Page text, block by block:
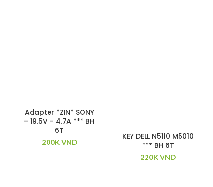
Adapter *ZIN* SONY
– 19.5V – 4.7A *** BH
6T
200KVND
KEY DELL N5110 M5010
*** BH 6T
220KVND